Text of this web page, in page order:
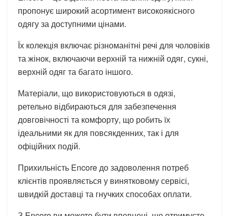
пропонує широкий асортимент високоякісного
одягу за доступними цінами.
Їх колекція включає різноманітні речі для чоловіків
та жінок, включаючи верхній та нижній одяг, сукні,
верхній одяг та багато іншого.
Матеріали, що використовуються в одязі,
ретельно відбираються для забезпечення
довговічності та комфорту, що робить їх
ідеальними як для повсякденних, так і для
офіційних подій.
Прихильність Encore до задоволення потреб
клієнтів проявляється у винятковому сервісі,
швидкій доставці та гнучких способах оплати.